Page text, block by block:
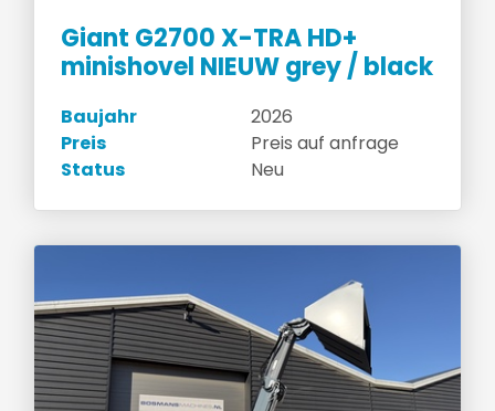
Giant G2700 X-TRA HD+
minishovel NIEUW grey / black
Baujahr
2026
Preis
Preis auf anfrage
Status
Neu